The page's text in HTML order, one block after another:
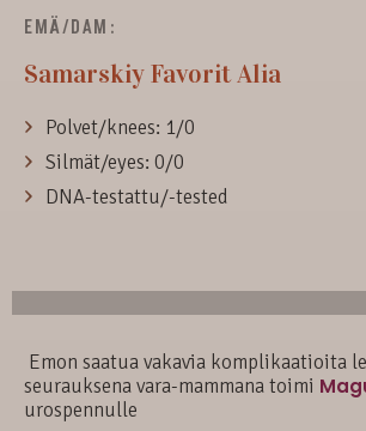
EMÄ/DAM:
Samarskiy Favorit Alia
Polvet/knees: 1/0
Silmät/eyes: 0/0
DNA-testattu/-tested
Emon saatua vakavia komplikaatioita
seurauksena vara-mammana toimi
urospennulle